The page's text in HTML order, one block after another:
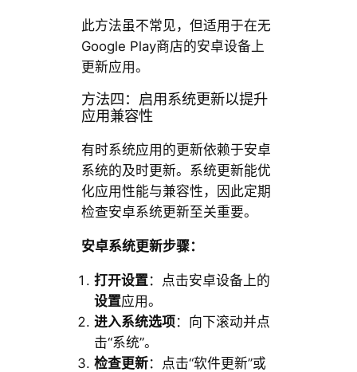
此方法虽不常见，但适用于在无
Google Play商店的安卓设备上
更新应用。
方法四：启用系统更新以提升
应用兼容性
有时系统应用的更新依赖于安卓
系统的及时更新。系统更新能优
化应用性能与兼容性，因此定期
检查安卓系统更新至关重要。
安卓系统更新步骤：
打开设置：点击安卓设备上的
设置应用。
进入系统选项：向下滚动并点
击“系统”。
检查更新：点击“软件更新”或